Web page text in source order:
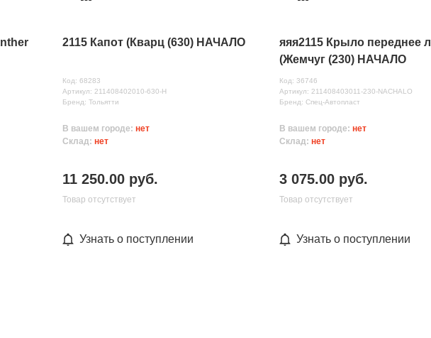
2115 Капот (Кварц (630) НАЧАЛО
Код: 68283
Артикул: 211408402010-630-Н
Бренд: Тольятти
В вашем городе:нет
Склад:нет
11 250.00 руб.
Товар отсутствует
Узнать о поступлении
яяя2115 Крыло переднее
(Жемчуг (230) НАЧАЛО
Код: 36746
Артикул: 211408403011-230-NACHALO
Бренд: Спец-Автопласт
В вашем городе:нет
Склад:нет
3 075.00 руб.
Товар отсутствует
Узнать о поступлении